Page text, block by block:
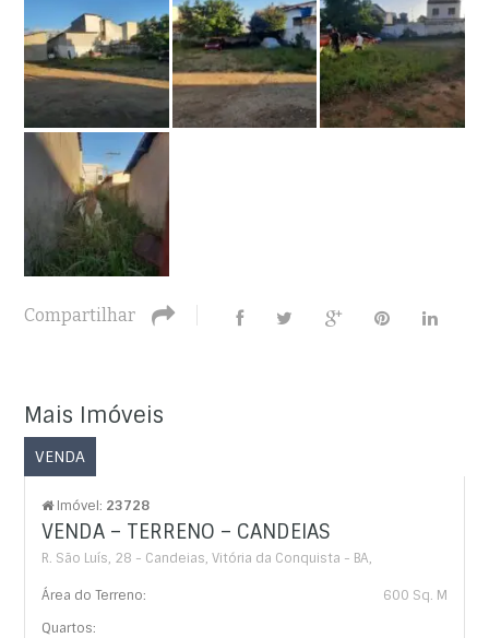
Compartilhar
Mais Imóveis
VENDA
Imóvel: 23728
VENDA – TERRENO – CANDEIAS
R. São Luís, 28 - Candeias, Vitória da Conquista - BA,
Área do Terreno:
600 Sq. M
Quartos: